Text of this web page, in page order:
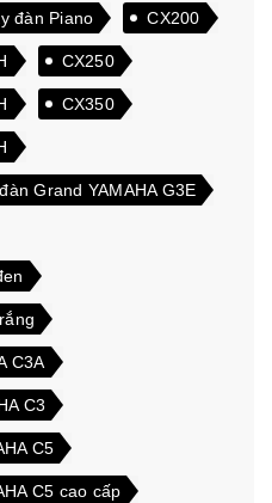
đàn Piano CX200
CX250
CX350
đàn Grand YAMAHA G3E
C3A
C3
C5
C5 cao cấp